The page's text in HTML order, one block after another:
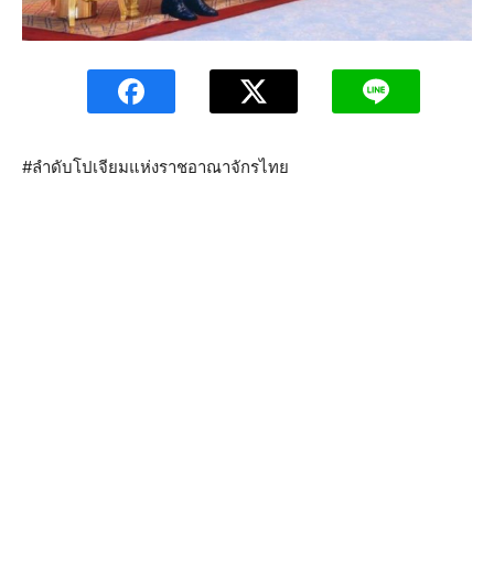
#ลำดับโปเจียมแห่งราชอาณาจักรไทย